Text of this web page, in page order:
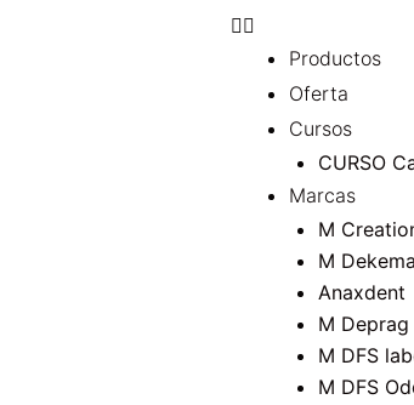
Productos
Oferta
Cursos
Marcas
M
M Dekema
Anaxdent
M
M DFS
M DFS